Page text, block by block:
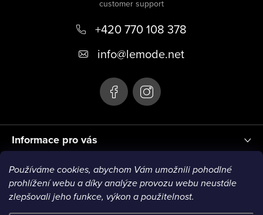
Používáme cookies, abychom Vám umožnili pohodlné
prohlížení webu a díky analýze provozu webu neustále
zlepšovali jeho funkce, výkon a použitelnost.
Informace pro vás
+420 770 108 378
info@lemode.net
Blog